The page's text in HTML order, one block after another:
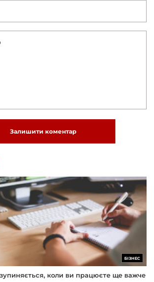
Залишити коментар
БІЗНЕС
коли ви працюєте ще важче